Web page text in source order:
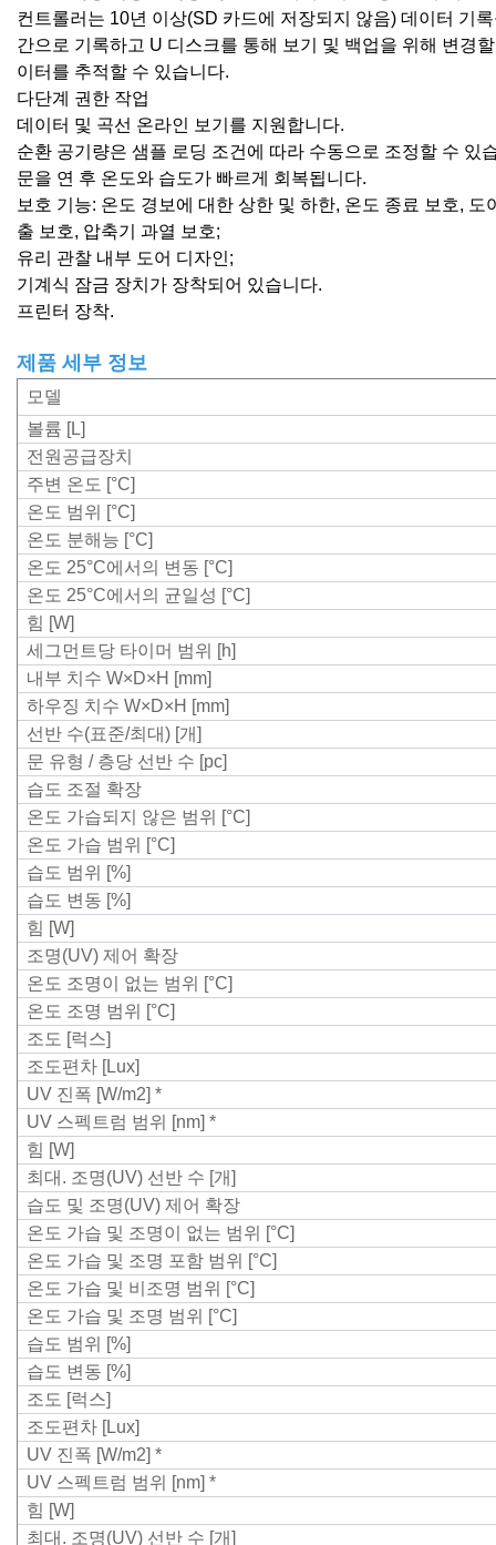
컨트롤러는 10년 이상(SD 카드에 저장되지 않음) 데이터 기
간으로 기록하고 U 디스크를 통해 보기 및 백업을 위해 변경
이터를 추적할 수 있습니다.
다단계 권한 작업
데이터 및 곡선 온라인 보기를 지원합니다.
순환 공기량은 샘플 로딩 조건에 따라 수동으로 조정할 수 있
문을 연 후 온도와 습도가 빠르게 회복됩니다.
보호 기능: 온도 경보에 대한 상한 및 하한, 온도 종료 보호,
출 보호, 압축기 과열 보호;
유리 관찰 내부 도어 디자인;
기계식 잠금 장치가 장착되어 있습니다.
프린터 장착.
제품 세부 정보
모델
볼륨 [L]
전원공급장치
주변 온도 [°C]
온도 범위 [°C]
온도 분해능 [°C]
온도 25°C에서의 변동 [°C]
온도 25°C에서의 균일성 [°C]
힘 [W]
세그먼트당 타이머 범위 [h]
내부 치수 W×D×H [mm]
하우징 치수 W×D×H [mm]
선반 수(표준/최대) [개]
문 유형 / 층당 선반 수 [pc]
습도 조절 확장
온도 가습되지 않은 범위 [°C]
온도 가습 범위 [°C]
습도 범위 [%]
습도 변동 [%]
힘 [W]
조명(UV) 제어 확장
온도 조명이 없는 범위 [°C]
온도 조명 범위 [°C]
조도 [럭스]
조도편차 [Lux]
UV 진폭 [W/m2] *
UV 스펙트럼 범위 [nm] *
힘 [W]
최대. 조명(UV) 선반 수 [개]
습도 및 조명(UV) 제어 확장
온도 가습 및 조명이 없는 범위 [°C]
온도 가습 및 조명 포함 범위 [°C]
온도 가습 및 비조명 범위 [°C]
온도 가습 및 조명 범위 [°C]
습도 범위 [%]
습도 변동 [%]
조도 [럭스]
조도편차 [Lux]
UV 진폭 [W/m2] *
UV 스펙트럼 범위 [nm] *
힘 [W]
최대. 조명(UV) 선반 수 [개]